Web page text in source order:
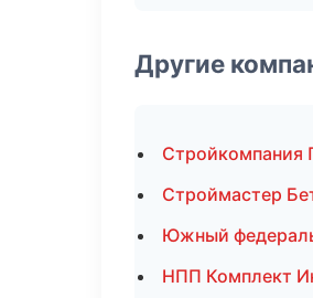
Другие
Стройкомпания
Строймастер
Южный
НПП Комплект